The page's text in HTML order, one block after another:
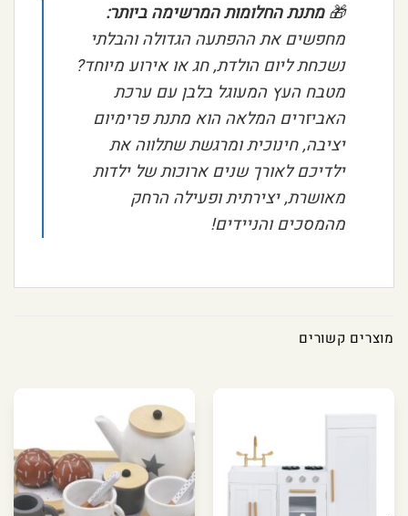
🎁מתנת החלומות המרשימה ביותר:
מחפשים את ההפתעה הגדולה והבלתי
נשכחת ליום הולדת, חג או אירוע מיוחד?
מטבח העץ המעוגל בלבן עם ערכת
האביזרים המלאה הוא מתנת פרימיום
יציבה, חינוכית ומרגשת שתלווה את
ילדיכם לאורך שנים ארוכות של ילדות
מאושרת, יצירתית ופעילה הרחק
מהמסכים והניידים!
מוצרים קשורים